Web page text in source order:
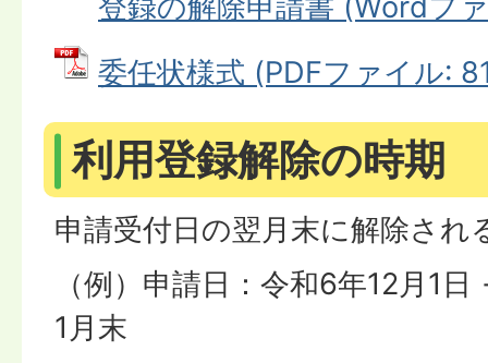
委任状様式 (PDFファイル:
利用登録解除の時期
申請受付日の翌月末に解除され
（例）申請日：令和6年12月1
1月末